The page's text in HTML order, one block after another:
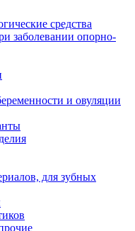
средства
заболевании опорно-
и овуляции
для зубных